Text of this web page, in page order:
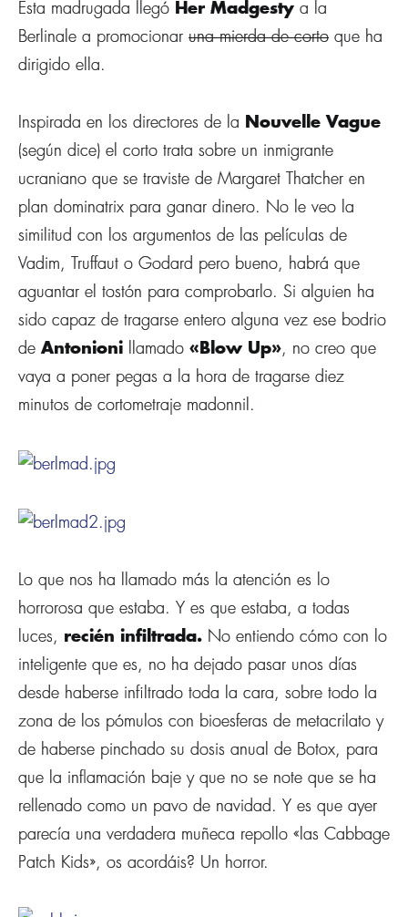
Esta madrugada llegó Her Madgesty a la
Berlinale a promocionar una mierda de corto que ha
dirigido ella.
Inspirada en los directores de la
Nouvelle Vague
(según dice) el corto trata sobre un inmigrante
ucraniano que se traviste de Margaret Thatcher en
plan dominatrix para ganar dinero. No le veo la
similitud con los argumentos de las pelí­culas de
Vadim, Truffaut o Godard pero bueno, habrá que
aguantar el tostón para comprobarlo. Si alguien ha
sido capaz de tragarse entero alguna vez ese bodrio
de Antonioni llamado «Blow Up», no creo que
vaya a poner pegas a la hora de tragarse diez
minutos de cortometraje madonnil.
Lo que nos ha llamado más la atención es lo
horrorosa que estaba. Y es que estaba, a todas
luces, recién infiltrada. No entiendo cómo con lo
inteligente que es, no ha dejado pasar unos dí­as
desde haberse infiltrado toda la cara, sobre todo la
zona de los pómulos con bioesferas de metacrilato y
de haberse pinchado su dosis anual de Botox, para
que la inflamación baje y que no se note que se ha
rellenado como un pavo de navidad. Y es que ayer
parecí­a una verdadera muñeca repollo «las Cabbage
Patch Kids», os acordáis? Un horror.